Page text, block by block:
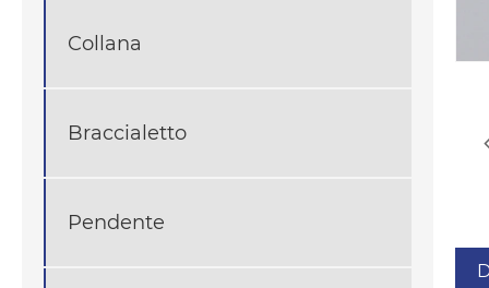
Collana
Braccialetto
Pendente